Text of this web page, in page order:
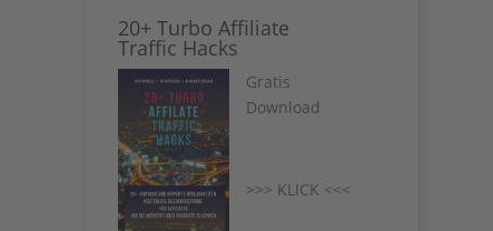
20+ Turbo Affiliate
Traffic Hacks
Gratis
Download
>>> KLICK <<<